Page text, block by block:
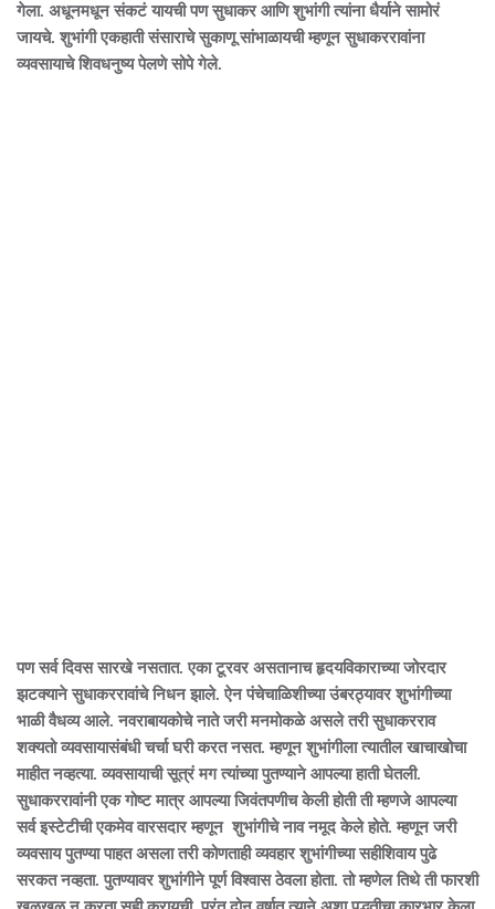
गेला. अधूनमधून संकटं यायची पण सुधाकर आणि शुभांगी त्यांना धैर्याने सामोरं
जायचे. शुभांगी एकहाती संसाराचे सुकाणू सांभाळायची म्हणून सुधाकररावांना
व्यवसायाचे शिवधनुष्य पेलणे सोपे गेले.
पण सर्व दिवस सारखे नसतात. एका टूरवर असतानाच हृदयविकाराच्या जोरदार
झटक्याने सुधाकररावांचे निधन झाले. ऐन पंचेचाळिशीच्या उंबरठ्यावर शुभांगीच्या
भाळी वैधव्य आले. नवराबायकोचे नाते जरी मनमोकळे असले तरी सुधाकरराव
शक्यतो व्यवसायासंबंधी चर्चा घरी करत नसत. म्हणून शुभांगीला त्यातील खाचाखोचा
माहीत नव्हत्या. व्यवसायाची सूत्रं मग त्यांच्या पुतण्याने आपल्या हाती घेतली.
सुधाकररावांनी एक गोष्ट मात्र आपल्या जिवंतपणीच केली होती ती म्हणजे आपल्या
सर्व इस्टेटीची एकमेव वारसदार म्हणून शुभांगीचे नाव नमूद केले होते. म्हणून जरी
व्यवसाय पुतण्या पाहत असला तरी कोणताही व्यवहार शुभांगीच्या सहीशिवाय पुढे
सरकत नव्हता. पुतण्यावर शुभांगीने पूर्ण विश्वास ठेवला होता. तो म्हणेल तिथे ती फारशी